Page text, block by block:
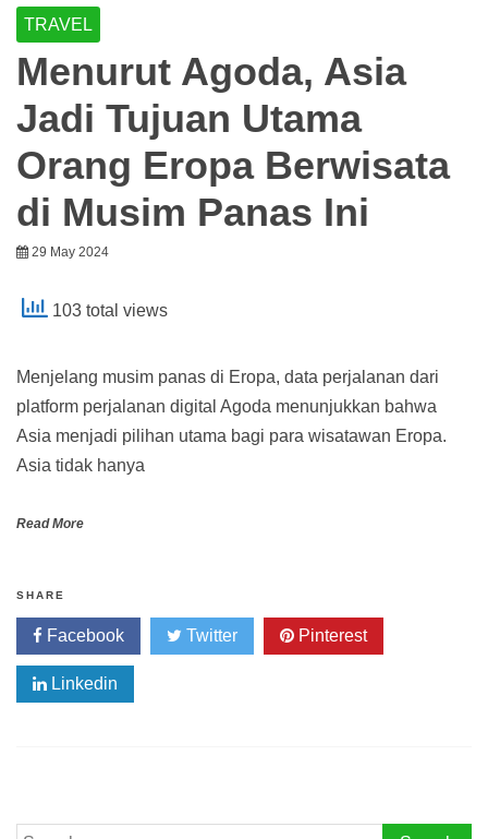
TRAVEL
Menurut Agoda, Asia
Jadi Tujuan Utama
Orang Eropa Berwisata
di Musim Panas Ini
29 May 2024
103 total views
Menjelang musim panas di Eropa, data perjalanan dari
platform perjalanan digital Agoda menunjukkan bahwa
Asia menjadi pilihan utama bagi para wisatawan Eropa.
Asia tidak hanya
Read More
SHARE
Facebook Twitter Pinterest
Linkedin